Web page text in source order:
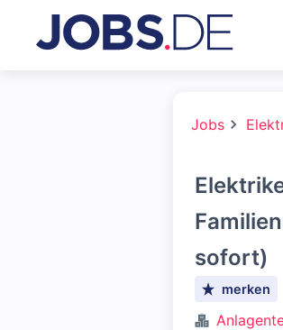
Jobs
sofort)
merken